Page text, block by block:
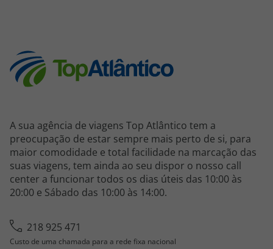
A sua agência de viagens Top Atlântico tem a
preocupação de estar sempre mais perto de si, para
maior comodidade e total facilidade na marcação das
suas viagens, tem ainda ao seu dispor o nosso call
center a funcionar todos os dias úteis das 10:00 às
20:00 e Sábado das 10:00 às 14:00.
218 925 471
Custo de uma chamada para a rede fixa nacional